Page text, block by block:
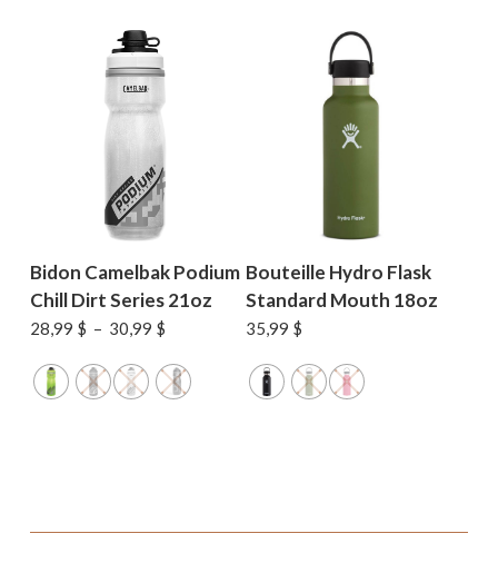
Bidon Camelbak Podium
Chill Dirt Series 21oz
28,99 $ – 30,99 $Plage
prix :
28,99 $
Bouteille Hydro Flask
Standard Mouth 18oz
35,99 $